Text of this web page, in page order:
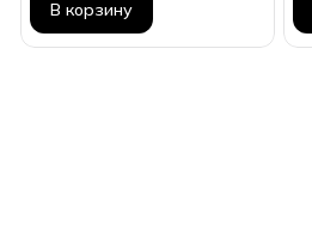
В корзину